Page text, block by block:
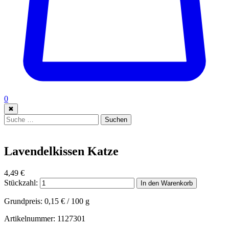
0
✖
Suche: Suchen
Lavendelkissen Katze
4,49 €
Stückzahl:
In den Warenkorb
Grundpreis: 0,15 € / 100 g
Artikelnummer: 1127301